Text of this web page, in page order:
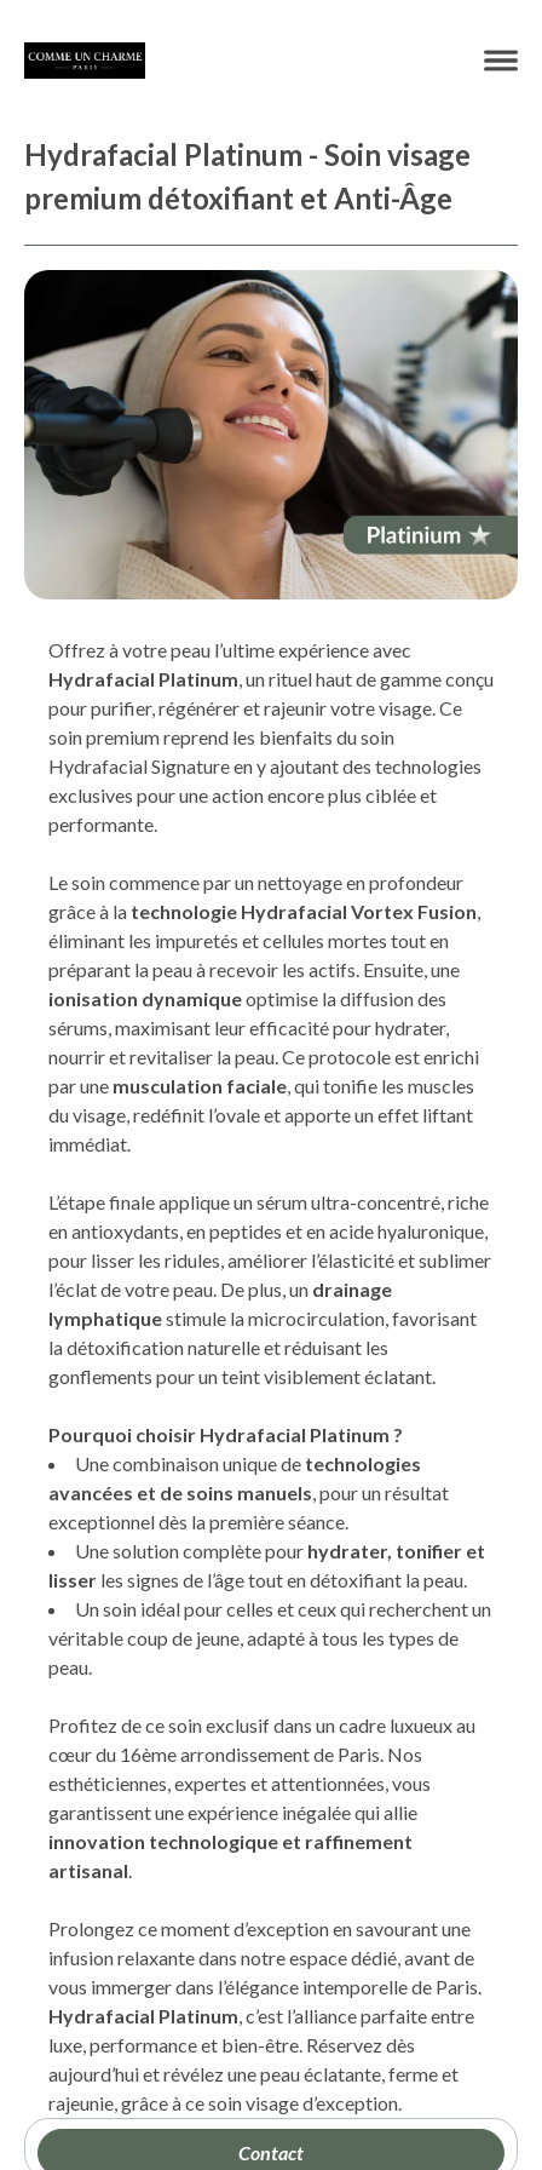
Hydrafacial Platinum - Soin visage
premium détoxifiant et Anti-Âge
Contact
Offrez à votre peau l’ultime expérience avec
Hydrafacial Platinum, un rituel haut de gamme conçu
pour purifier, régénérer et rajeunir votre visage. Ce
soin premium reprend les bienfaits du soin
Hydrafacial Signature en y ajoutant des technologies
exclusives pour une action encore plus ciblée et
performante.
Le soin commence par un nettoyage en profondeur
grâce à la technologie Hydrafacial Vortex Fusion,
éliminant les impuretés et cellules mortes tout en
préparant la peau à recevoir les actifs. Ensuite, une
ionisation dynamiqueoptimise la diffusion des
sérums, maximisant leur efficacité pour hydrater,
nourrir et revitaliser la peau. Ce protocole est enrichi
par une musculation faciale, qui tonifie les muscles
du visage, redéfinit l’ovale et apporte un effet liftant
immédiat.
L’étape finale applique un sérum ultra-concentré, riche
en antioxydants, en peptides et en acide hyaluronique,
pour lisser les ridules, améliorer l’élasticité et sublimer
l’éclat de votre peau. De plus, un drainage
lymphatiquestimule la microcirculation, favorisant
la détoxification naturelle et réduisant les
gonflements pour un teint visiblement éclatant.
Pourquoi choisir Hydrafacial Platinum ?
Une combinaison unique de technologies
avancées et de soins manuels, pour un résultat
exceptionnel dès la première séance.
Une solution complète pour hydrater, tonifier et
lisser les signes de l’âge tout en détoxifiant la peau.
Un soin idéal pour celles et ceux qui recherchent un
véritable coup de jeune, adapté à tous les types de
peau.
Profitez de ce soin exclusif dans un cadre luxueux au
cœur du 16ème arrondissement de Paris. Nos
esthéticiennes, expertes et attentionnées, vous
garantissent une expérience inégalée qui allie
innovation technologique et raffinement
artisanal.
Prolongez ce moment d’exception en savourant une
infusion relaxante dans notre espace dédié, avant de
vous immerger dans l’élégance intemporelle de Paris.
Hydrafacial Platinum, c’est l’alliance parfaite entre
luxe, performance et bien-être. Réservez dès
aujourd’hui et révélez une peau éclatante, ferme et
rajeunie, grâce à ce soin visage d’exception.